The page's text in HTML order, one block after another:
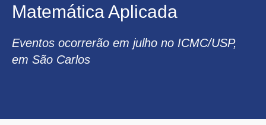
Matemática Aplicada
Eventos ocorrerão em julho no ICMC/USP,
em São Carlos